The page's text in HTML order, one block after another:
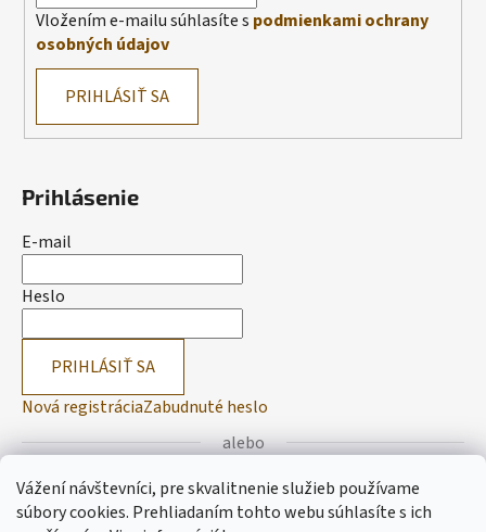
Vážení návštevníci, pre skvalitnenie služieb používame
súbory cookies. Prehliadaním tohto webu súhlasíte s ich
Vložením e-mailu súhlasíte s podmienkami ochrany
osobných údajov
PRIHLÁSIŤ SA
Prihlásenie
E-mail
Heslo
PRIHLÁSIŤ SA
Nová registráciaZabudnuté heslo
alebo
Prihlásiť sa cez Facebook